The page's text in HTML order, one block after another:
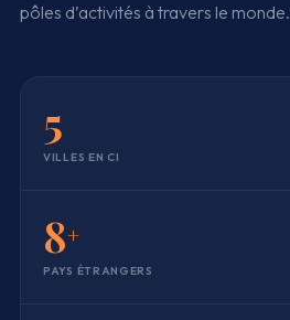
Recrutement & RH
Comptabilité & Fiscal
Informatique & NTIC
pôles d’activités à travers le monde.
5
VILLES EN CI
8+
PAYS ÉTRANGERS